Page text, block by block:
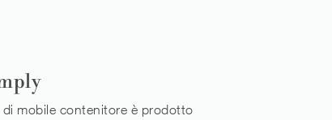
mobile contenitore è prodotto